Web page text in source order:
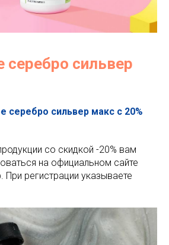
серебро сильвер
серебро сильвер макс с 20%
со скидкой -20% вам
на официальном сайте
При регистрации указываете